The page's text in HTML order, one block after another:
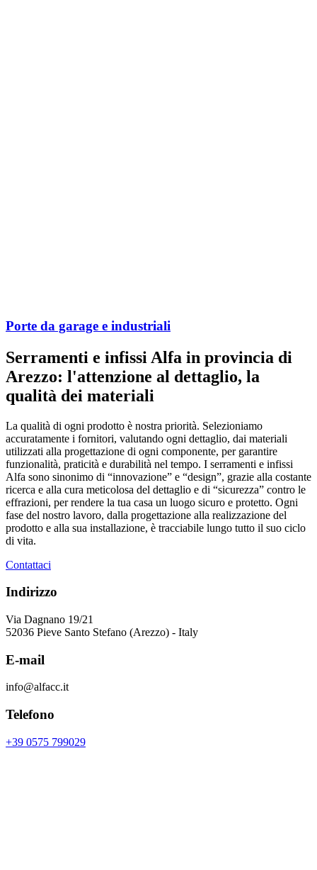
Porte da garage e industriali
Serramenti e infissi Alfa in provincia di
Arezzo: l'attenzione al dettaglio, la
qualità dei materiali
La qualità di ogni prodotto è nostra priorità. Selezioniamo
accuratamente i fornitori, valutando ogni dettaglio, dai materiali
utilizzati alla progettazione di ogni componente, per garantire
funzionalità, praticità e durabilità nel tempo. I serramenti e infissi
Alfa sono sinonimo di “innovazione” e “design”, grazie alla costante
ricerca e alla cura meticolosa del dettaglio e di “sicurezza” contro le
effrazioni, per rendere la tua casa un luogo sicuro e protetto. Ogni
fase del nostro lavoro, dalla progettazione alla realizzazione del
prodotto e alla sua installazione, è tracciabile lungo tutto il suo ciclo
di vita.
Contattaci
Indirizzo
Via Dagnano 19/21
52036 Pieve Santo Stefano (Arezzo) - Italy
E-mail
info@alfacc.it
Telefono
+39 0575 799029